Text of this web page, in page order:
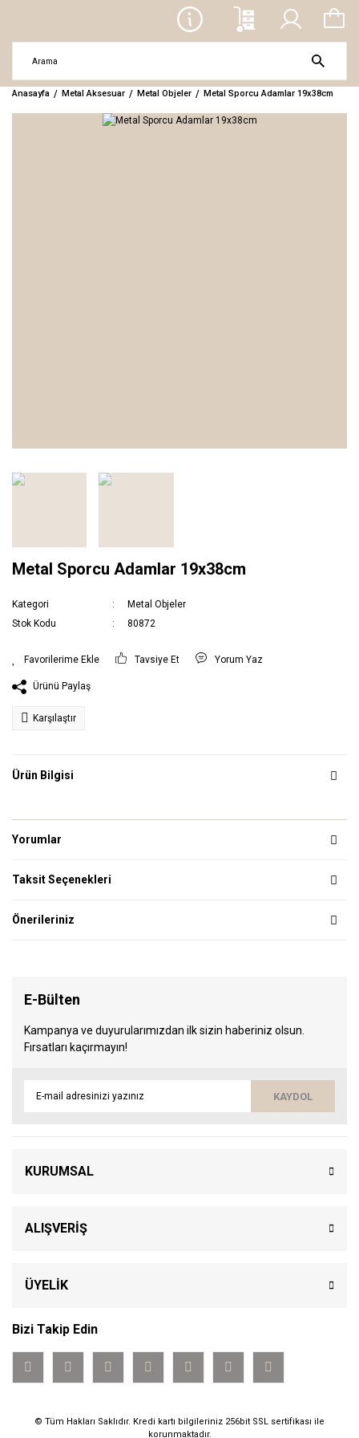
Anasayfa Metal Aksesuar Metal Objeler Metal Sporcu Adamlar 19x38cm
Metal Sporcu Adamlar 19x38cm
Kategori
Metal Objeler
Stok Kodu
80872
Tavsiye Et Yorum Yaz
Ürünü Paylaş
Karşılaştır
Ürün Bilgisi
Yorumlar
Taksit Seçenekleri
Önerileriniz
E-Bülten
Kampanya ve duyurularımızdan ilk sizin haberiniz olsun.
Fırsatları kaçırmayın!
KAYDOL
KURUMSAL
ALIŞVERİŞ
ÜYELİK
Bizi Takip Edin
© Tüm Hakları Saklıdır. Kredi kartı bilgileriniz 256bit SSL sertifikası ile
korunmaktadır.